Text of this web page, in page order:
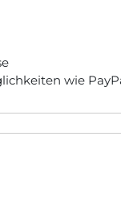
wie